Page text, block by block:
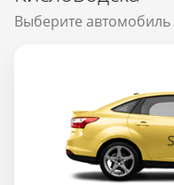
Выберите автомобиль